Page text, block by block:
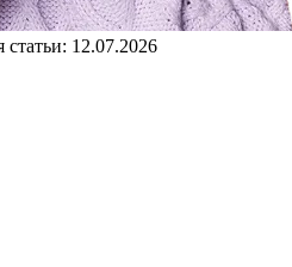
статьи: 12.07.2026